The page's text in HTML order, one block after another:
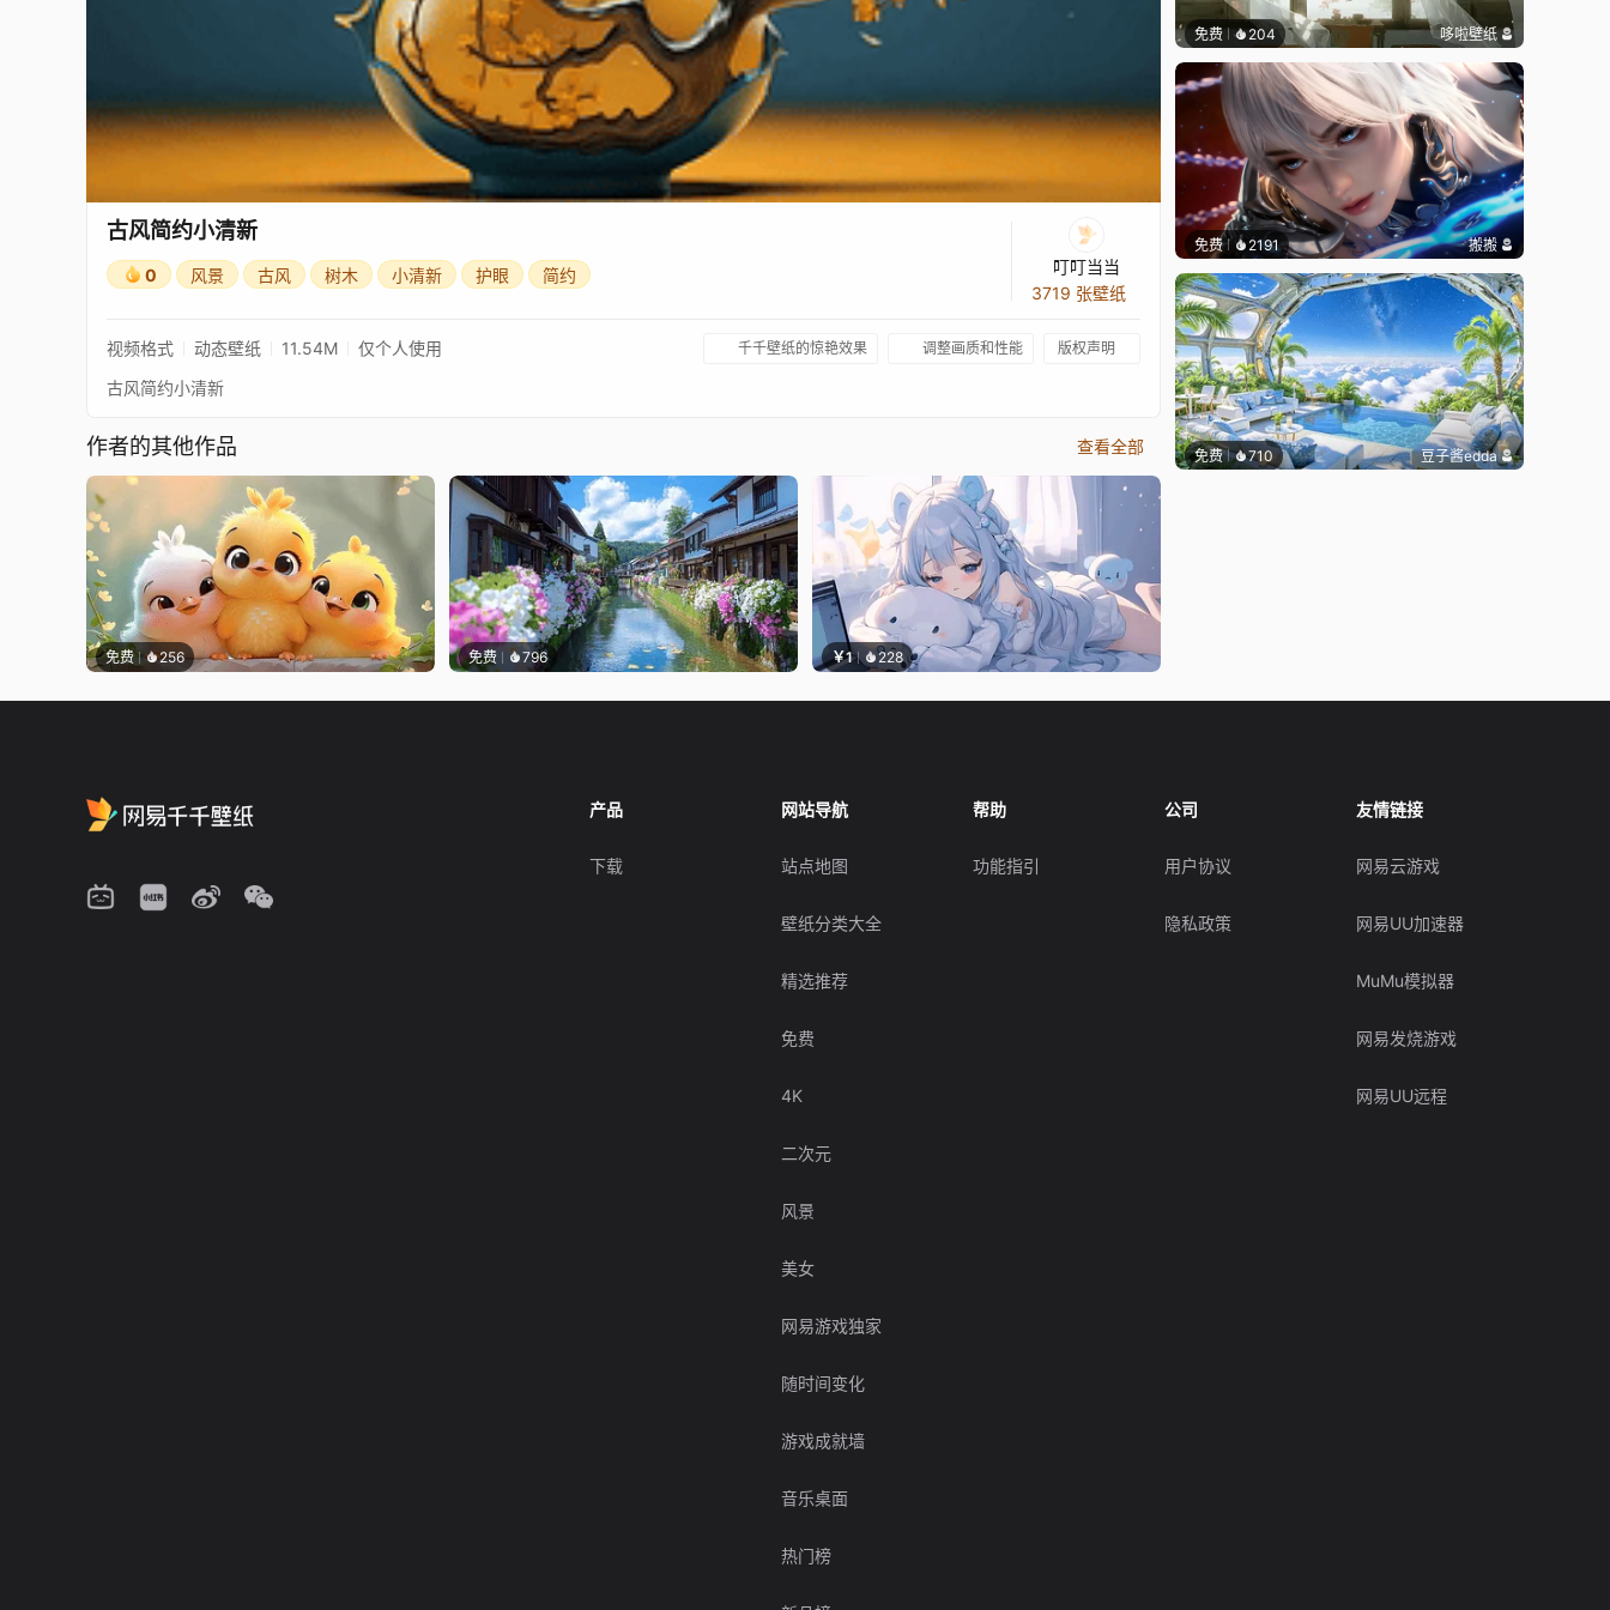
古风简约小清新
0 风景 古风 树木 小清新 护眼 简约
叮叮当当
3719 张壁纸
视频格式 动态壁纸 11.54M 仅个人使用 千千壁纸的惊艳效果 调整画质和性能 版权声明
古风简约小清新
作者的其他作品 查看全部
免费 256 免费 796 ￥1 228
免费 204 哆啦壁纸
免费 2191 搬搬
免费 710 豆子酱edda
产品
下载
网站导航
站点地图
壁纸分类大全
精选推荐
免费
4K
二次元
风景
美女
网易游戏独家
随时间变化
游戏成就墙
音乐桌面
热门榜
帮助
功能指引
公司
用户协议
隐私政策
友情链接
网易云游戏
网易UU加速器
MuMu模拟器
网易发烧游戏
网易UU远程